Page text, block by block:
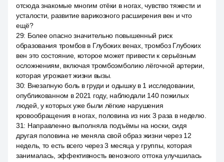
отсюда знакомые многим отёки в ногах, чувство тяжести и
усталости, развитие варикозного расширения вен и что
ещё?
29: Более опасно значительно повышенный риск
образования тромбов в Глубоких венах, тромбоз Глубоких
вен это состояние, которое может привести к серьёзным
осложнениям, включая тромбоэмболию лёгочной артерии,
которая угрожает жизни вызы.
30: Внезапную боль в груди и одышку в 1 исследовании,
опубликованном в 2021 году, наблюдали 140 пожилых
людей, у которых уже были лёгкие нарушения
кровообращения в ногах, половина из них 3 раза в неделю.
31: Направленно выполняла подъёмы на носки, сидя
другая половина не меняла свой образ жизни через 12
недель, то есть всего через 3 месяца у группы, которая
занималась, эффективность венозного оттока улучшилась